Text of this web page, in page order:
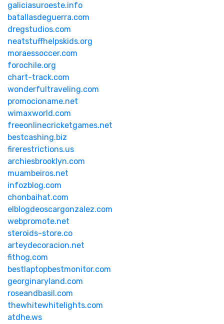
galiciasuroeste.info
batallasdeguerra.com
dregstudios.com
neatstuffhelpskids.org
moraessoccer.com
forochile.org
chart-track.com
wonderfultraveling.com
promocioname.net
wimaxworld.com
freeonlinecricketgames.net
bestcashing.biz
firerestrictions.us
archiesbrooklyn.com
muambeiros.net
infozblog.com
chonbaihat.com
elblogdeoscargonzalez.com
webpromote.net
steroids-store.co
arteydecoracion.net
fithog.com
bestlaptopbestmonitor.com
georginaryland.com
roseandbasil.com
thewhitewhitelights.com
atdhe.ws